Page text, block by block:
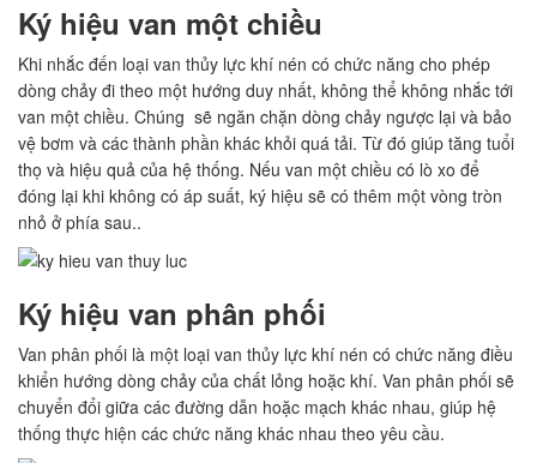
Ký hiệu van một chiều
Khi nhắc đến loại van thủy lực khí nén có chức năng cho phép
dòng chảy đi theo một hướng duy nhất, không thể không nhắc tới
van một chiều. Chúng sẽ ngăn chặn dòng chảy ngược lại và bảo
vệ bơm và các thành phần khác khỏi quá tải. Từ đó giúp tăng tuổi
thọ và hiệu quả của hệ thống. Nếu van một chiều có lò xo để
đóng lại khi không có áp suất, ký hiệu sẽ có thêm một vòng tròn
nhỏ ở phía sau..
Ký hiệu van phân phối
Van phân phối là một loại van thủy lực khí nén có chức năng điều
khiển hướng dòng chảy của chất lỏng hoặc khí. Van phân phối sẽ
chuyển đổi giữa các đường dẫn hoặc mạch khác nhau, giúp hệ
thống thực hiện các chức năng khác nhau theo yêu cầu.